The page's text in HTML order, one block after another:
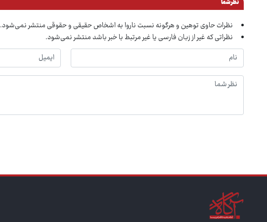
نظر شما
نظرات حاوی توهین و هرگونه نسبت ناروا به اشخاص حقیقی و حقوقی منتشر نمی‌شود.
نظراتی که غیر از زبان فارسی یا غیر مرتبط با خبر باشد منتشر نمی‌شود.